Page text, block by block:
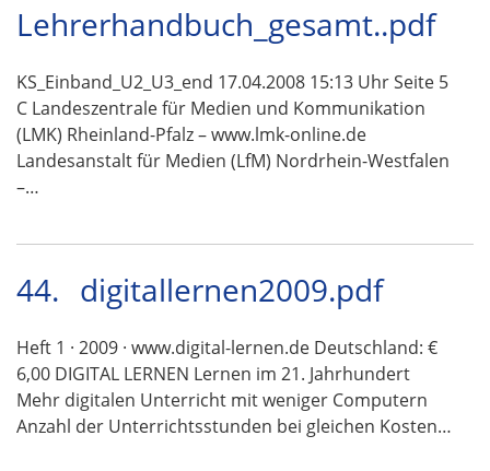
Lehrerhandbuch_gesamt..pdf
KS_Einband_U2_U3_end 17.04.2008 15:13 Uhr Seite 5
C Landeszentrale für Medien und Kommunikation
(LMK) Rheinland-Pfalz – www.lmk-online.de
Landesanstalt für Medien (LfM) Nordrhein-Westfalen
–…
44. digitallernen2009.pdf
Heft 1 · 2009 · www.digital-lernen.de Deutschland: €
6,00 DIGITAL LERNEN Lernen im 21. Jahrhundert
Mehr digitalen Unterricht mit weniger Computern
Anzahl der Unterrichtsstunden bei gleichen Kosten…